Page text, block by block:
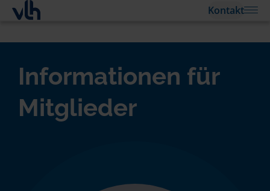
Kontakt
Informationen für
Mitglieder